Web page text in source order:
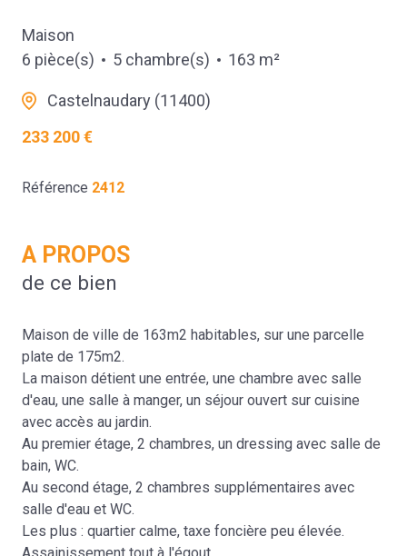
Maison
6 pièce(s)
5 chambre(s) 163 m²
Castelnaudary (11400)
233 200 €
Référence 2412
A PROPOS
de ce bien
Maison de ville de 163m2 habitables, sur une parcelle
plate de 175m2.
La maison détient une entrée, une chambre avec salle
d'eau, une salle à manger, un séjour ouvert sur cuisine
avec accès au jardin.
Au premier étage, 2 chambres, un dressing avec salle de
bain, WC.
Au second étage, 2 chambres supplémentaires avec
salle d'eau et WC.
Les plus : quartier calme, taxe foncière peu élevée.